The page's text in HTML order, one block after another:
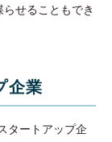
せることもでき
企業
タートアップ企